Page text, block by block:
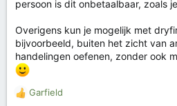
persoon is dit onbetaalbaar, zoals
Overigens kun je mogelijk met
bijvoorbeeld, buiten het zicht van
handelingen oefenen, zonder ook
W Garfield